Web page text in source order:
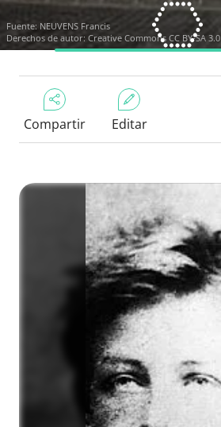
Fuente: NEUVENS Francis
Derechos de autor: Creative Commons CC BY-SA 3.0
Compartir Editar